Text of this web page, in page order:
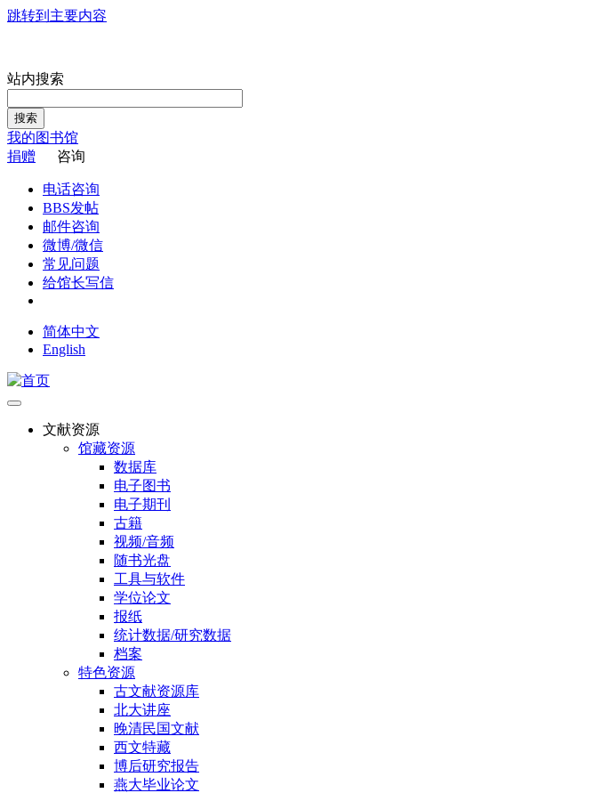
跳转到主要内容
站内搜索
搜索
我的图书馆
捐赠
咨询
电话咨询
BBS发帖
邮件咨询
微博/微信
常见问题
给馆长写信
简体中文
English
文献资源
馆藏资源
数据库
电子图书
电子期刊
古籍
视频/音频
随书光盘
工具与软件
学位论文
报纸
统计数据/研究数据
档案
特色资源
古文献资源库
北大讲座
晚清民国文献
西文特藏
博后研究报告
燕大毕业论文